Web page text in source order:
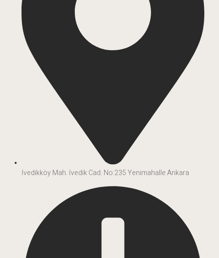
İvedikköy Mah. İvedik Cad. No:235 Yenimahalle Ankara